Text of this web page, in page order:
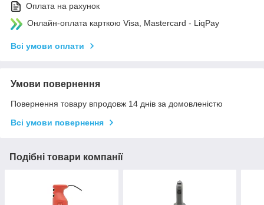
Оплата на рахунок
Онлайн-оплата карткою Visa, Mastercard - LiqPay
Всі умови оплати
Умови повернення
Повернення товару впродовж 14 днів за домовленістю
Всі умови повернення
Подібні товари компанії